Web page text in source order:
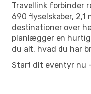
Travellink forbinder
690 flyselskaber,
destinationer over
planlægger en
du alt, hvad du har
Start dit eventyr nu